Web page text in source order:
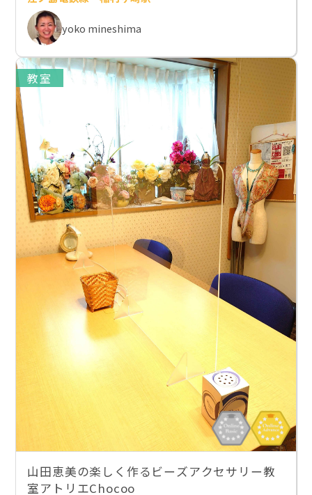
yoko mineshima
教室
山田恵美の楽しく作るビーズアクセサリー教
室アトリエChocoo